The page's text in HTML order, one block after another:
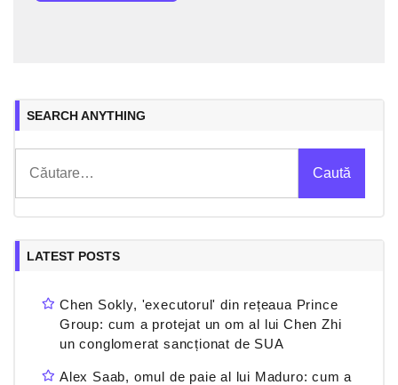
SEARCH ANYTHING
după:
LATEST POSTS
Chen Sokly, 'executorul' din rețeaua Prince
Group: cum a protejat un om al lui Chen Zhi
un conglomerat sancționat de SUA
Alex Saab, omul de paie al lui Maduro: cum a